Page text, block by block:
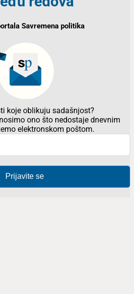
Savremena politika
koje oblikuju sadašnjost?
ono što nedostaje dnevnim
elektronskom poštom.
Prijavite se